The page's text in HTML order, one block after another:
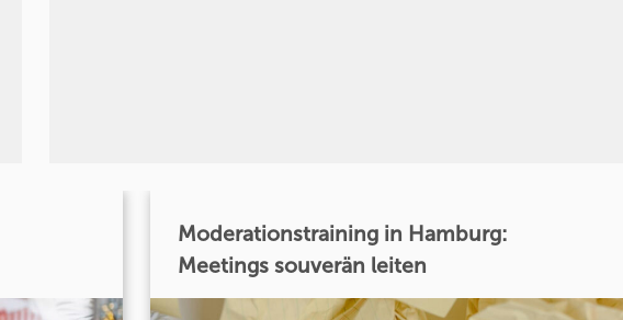
Moderationstraining in Hamburg:
Meetings souverän leiten